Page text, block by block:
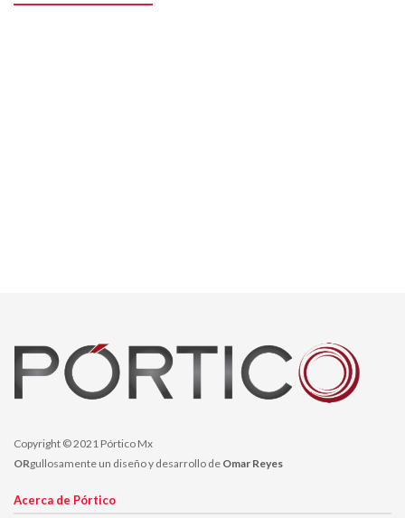
Copyright © 2021 Pórtico Mx
ORgullosamente un diseño y desarrollo de Omar Reyes
Acerca de Pórtico